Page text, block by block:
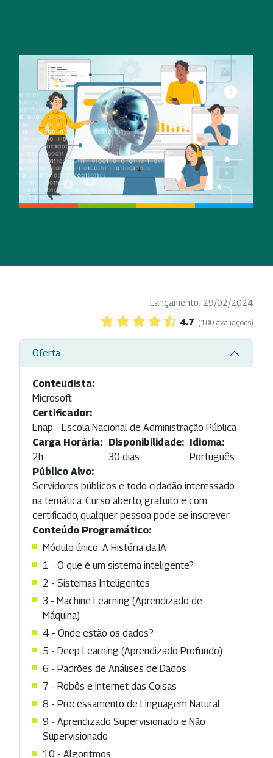
Lançamento: 29/02/2024
4.7 (100 avaliações)
Oferta
Conteudista:
Microsoft
Certificador:
Enap - Escola Nacional de Administração Pública
Carga Horária:
2h
Disponibilidade:
30 dias
Idioma:
Português
Público Alvo:
Servidores públicos e todo cidadão interessado
na temática. Curso aberto, gratuito e com
certificado, qualquer pessoa pode se inscrever.
Conteúdo Programático:
Módulo único: A História da IA
1 - O que é um sistema inteligente?
2 - Sistemas Inteligentes
3 - Machine Learning (Aprendizado de
Máquina)
4 - Onde estão os dados?
5 - Deep Learning (Aprendizado Profundo)
6 - Padrões de Análises de Dados
7 - Robôs e Internet das Coisas
8 - Processamento de Linguagem Natural
9 - Aprendizado Supervisionado e Não
Supervisionado
10 - Algoritmos